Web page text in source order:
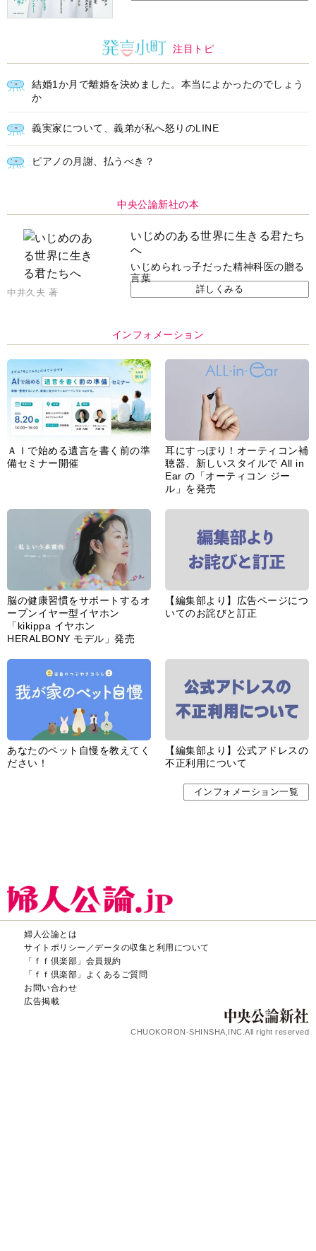
注目トピ
結婚1か月で離婚を決めました。本当によかったのでしょう
か
義実家について、義弟が私へ怒りのLINE
ピアノの月謝、払うべき？
中央公論新社の本
いじめのある世界に生きる君たち
へ
いじめられっ子だった精神科医の贈る
言葉
中井久夫 著 詳しくみる
インフォメーション
ＡＩで始める遺言を書く前の準
備セミナー開催
耳にすっぽり！オーティコン補
聴器、新しいスタイルで All in
Ear の「オーティコン ジー
ル」を発売
脳の健康習慣をサポートするオ
ープンイヤー型イヤホン
「kikippa イヤホン
HERALBONY モデル」発売
【編集部より】広告ページにつ
いてのお詫びと訂正
あなたのペット自慢を教えてく
ださい！
【編集部より】公式アドレスの
不正利用について
インフォメーション一覧
婦人公論とは
サイトポリシー／データの収集と利用について
「ｆｆ倶楽部」会員規約
「ｆｆ倶楽部」よくあるご質問
お問い合わせ
広告掲載
CHUOKORON-SHINSHA,INC.All right reserved